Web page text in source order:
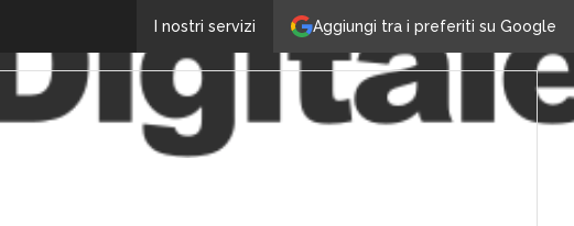
Aggiungi tra i preferiti su Google
I nostri servizi